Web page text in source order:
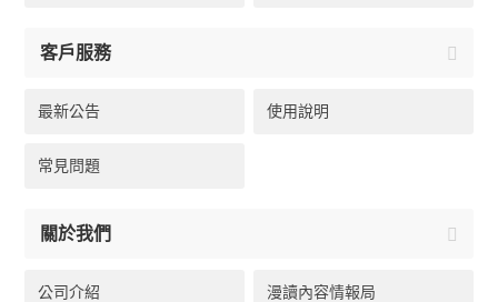
客戶服務
最新公告 使用說明
常見問題
關於我們
公司介紹 漫讀內容情報局